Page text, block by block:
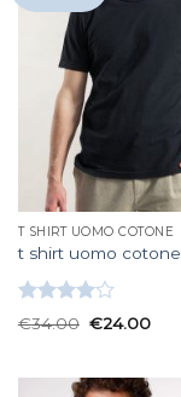
T SHIRT UOMO COTONE
t shirt uomo cotone
Valutato
€34.00 €24.00